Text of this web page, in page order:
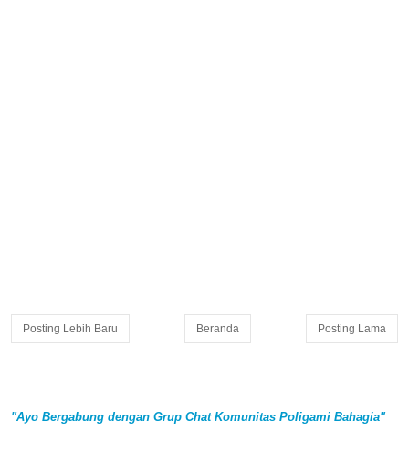
Posting Lebih Baru Posting Lama
Beranda
"Ayo Bergabung dengan Grup Chat Komunitas Poligami Bahagia"